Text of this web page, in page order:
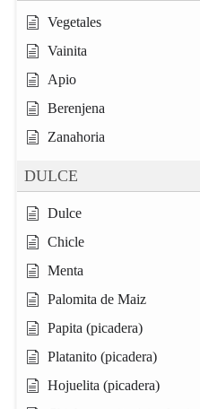
Vegetales
Vainita
Apio
Berenjena
Zanahoria
DULCE
Dulce
Chicle
Menta
Palomita de Maiz
Papita (picadera)
Platanito (picadera)
Hojuelita (picadera)